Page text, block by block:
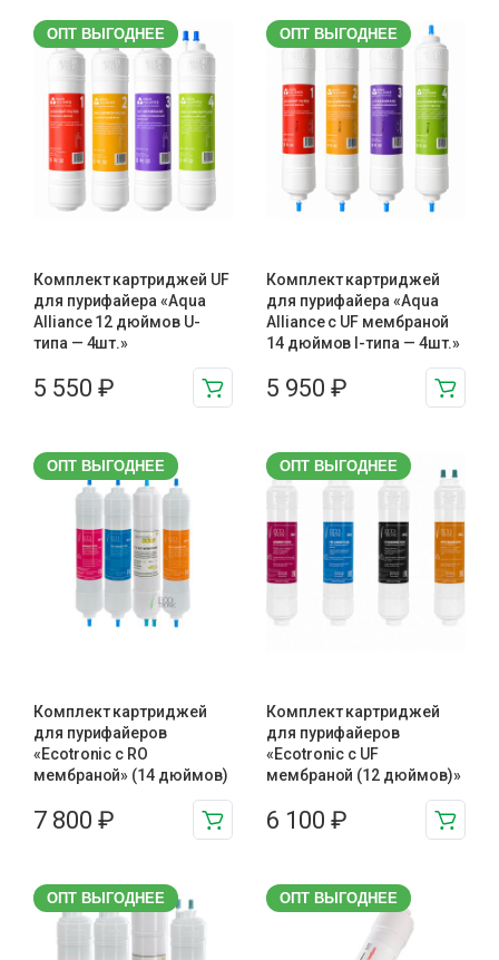
ОПТ ВЫГОДНЕЕ
Комплект картриджей UF
для пурифайера «Aqua
Alliance 12 дюймов U-
типа — 4шт.»
5 550 ₽
ОПТ ВЫГОДНЕЕ
Комплект картриджей
для пурифайера «Aqua
Alliance с UF мембраной
14 дюймов I-типа — 4шт.»
5 950 ₽
ОПТ ВЫГОДНЕЕ
Комплект картриджей
для пурифайеров
«Ecotronic с RO
мембраной» (14 дюймов)
7 800 ₽
ОПТ ВЫГОДНЕЕ
Комплект картриджей
для пурифайеров
«Ecotronic с UF
мембраной (12 дюймов)»
6 100 ₽
ОПТ ВЫГОДНЕЕ ОПТ ВЫГОДНЕЕ